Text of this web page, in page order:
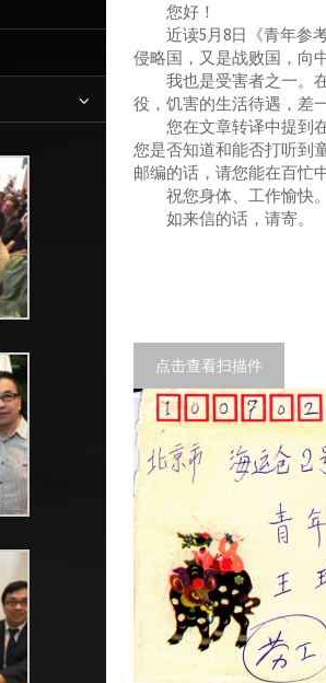
您好！
近读5月8日《青年参考
侵略国，又是战败国，向
我也是受害者之一。在
役，饥害的生活待遇，差
您在文章转译中提到在
您是否知道和能否打听到
邮编的话，请您能在百忙
祝您身体、工作愉快。
如来信的话，请寄。